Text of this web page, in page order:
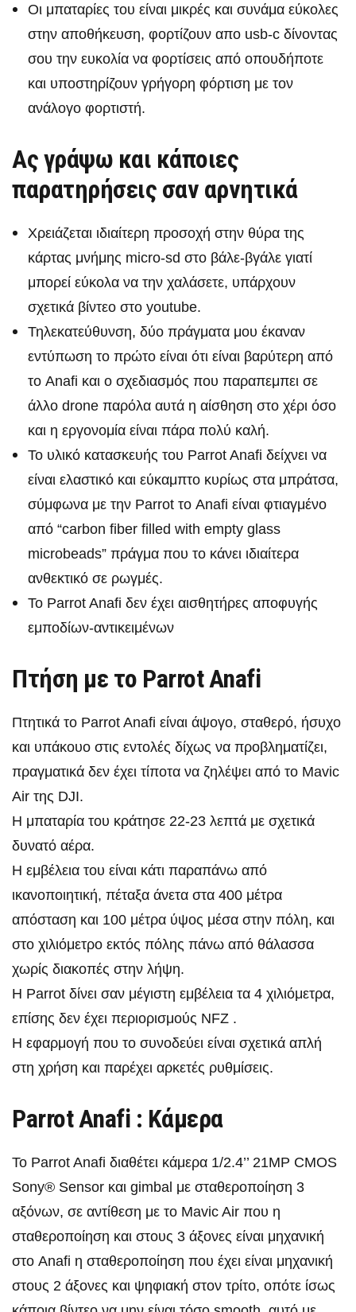
Οι μπαταρίες του είναι μικρές και συνάμα εύκολες
στην αποθήκευση, φορτίζουν απο usb-c δίνοντας
σου την ευκολία να φορτίσεις από οπουδήποτε
και υποστηρίζουν γρήγορη φόρτιση με τον
ανάλογο φορτιστή.
Ας γράψω και κάποιες
παρατηρήσεις σαν αρνητικά
Χρειάζεται ιδιαίτερη προσοχή στην θύρα της
κάρτας μνήμης micro-sd στο βάλε-βγάλε γιατί
μπορεί εύκολα να την χαλάσετε, υπάρχουν
σχετικά βίντεο στο youtube.
Τηλεκατεύθυνση, δύο πράγματα μου έκαναν
εντύπωση το πρώτο είναι ότι είναι βαρύτερη από
το Anafi και ο σχεδιασμός που παραπεμπει σε
άλλο drone παρόλα αυτά η αίσθηση στο χέρι όσο
και η εργονομία είναι πάρα πολύ καλή.
Το υλικό κατασκευής του Parrot Anafi δείχνει να
είναι ελαστικό και εύκαμπτο κυρίως στα μπράτσα,
σύμφωνα με την Parrot το Anafi είναι φτιαγμένο
από “carbon fiber filled with empty glass
microbeads” πράγμα που το κάνει ιδιαίτερα
ανθεκτικό σε ρωγμές.
Το Parrot Anafi δεν έχει αισθητήρες αποφυγής
εμποδίων-αντικειμένων
Πτήση με το Parrot Anafi
Πτητικά το Parrot Anafi είναι άψογο, σταθερό, ήσυχο
και υπάκουο στις εντολές δίχως να προβληματίζει,
πραγματικά δεν έχει τίποτα να ζηλέψει από το Mavic
Air της DJI.
Η μπαταρία του κράτησε 22-23 λεπτά με σχετικά
δυνατό αέρα.
Η εμβέλεια του είναι κάτι παραπάνω από
ικανοποιητική, πέταξα άνετα στα 400 μέτρα
απόσταση και 100 μέτρα ύψος μέσα στην πόλη, και
στο χιλιόμετρο εκτός πόλης πάνω από θάλασσα
χωρίς διακοπές στην λήψη.
Η Parrot δίνει σαν μέγιστη εμβέλεια τα 4 χιλιόμετρα,
επίσης δεν έχει περιορισμούς NFZ .
Η εφαρμογή που το συνοδεύει είναι σχετικά απλή
στη χρήση και παρέχει αρκετές ρυθμίσεις.
Parrot Anafi : Κάμερα
Το Parrot Anafi διαθέτει κάμερα 1/2.4’’ 21MP CMOS
Sony® Sensor και gimbal με σταθεροποίηση 3
αξόνων, σε αντίθεση με το Mavic Air που η
σταθεροποίηση και στους 3 άξονες είναι μηχανική
στο Anafi η σταθεροποίηση που έχει είναι μηχανική
στους 2 άξονες και ψηφιακή στον τρίτο, οπότε ίσως